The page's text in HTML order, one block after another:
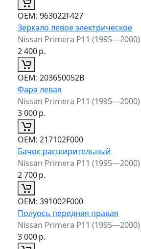
ОЕМ: 963022F427
Зеркало левое электрическое
Nissan Primera P11 (1995—2000)
2 400р.
ОЕМ: 203650052B
Фара левая
Nissan Primera P11 (1995—2000)
3 000р.
ОЕМ: 217102F000
Бачок расширительный
Nissan Primera P11 (1995—2000)
2 700р.
ОЕМ: 391002F000
Полуось передняя правая
Nissan Primera P11 (1995—2000)
3 000р.